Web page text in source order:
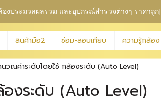
งประมวลผลรวม และอุปกรณ์สำรวจต่างๆ ราคาถูก]
สินค้ามือ2 ซ่อม-สอบเทียบ ความรู้กล้อง
นวณค่าระดับโดยใช้ กล้องระดับ (Auto Level)
งระดับ (Auto Level)